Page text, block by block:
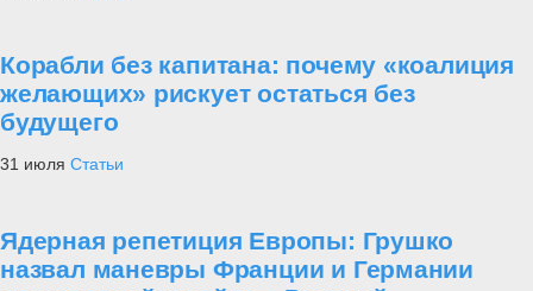
Корабли без капитана: почему «коалиция
желающих» рискует остаться без
будущего
31 июля Статьи
Ядерная репетиция Европы: Грушко
назвал маневры Франции и Германии